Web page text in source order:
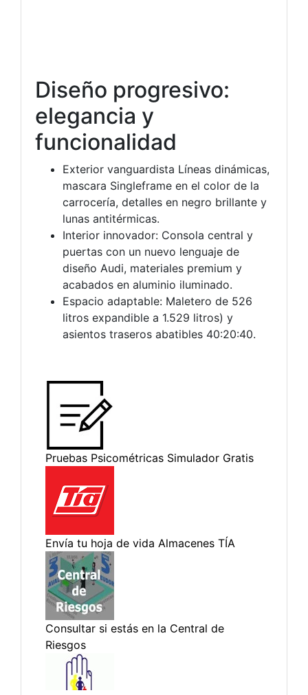
Diseño progresivo:
elegancia y
funcionalidad
Exterior vanguardista Líneas dinámicas,
mascara Singleframe en el color de la
carrocería, detalles en negro brillante y
lunas antitérmicas.
Interior innovador: Consola central y
puertas con un nuevo lenguaje de
diseño Audi, materiales premium y
acabados en aluminio iluminado.
Espacio adaptable: Maletero de 526
litros expandible a 1.529 litros) y
asientos traseros abatibles 40:20:40.